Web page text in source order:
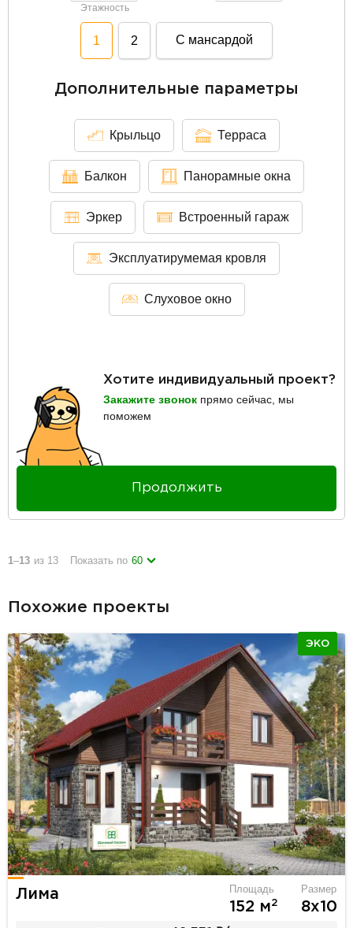
Этажность
1 2 С мансардой
Дополнительные параметры
Крыльцо Терраса
Балкон Панорамные окна
Эркер Встроенный гараж
Эксплуатирумемая кровля
Слуховое окно
Хотите индивидуальный проект?
Закажите звонок прямо сейчас, мы
поможем
Продолжить
1–13 из 13 Показать по 60
Похожие проекты
ЭКО
Лима Площадь
152 м2
Размер
8х10